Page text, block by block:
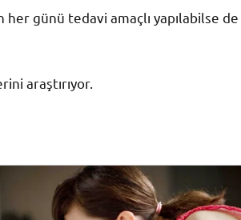
her günü tedavi amaçlı yapılabilse de
araştırıyor.